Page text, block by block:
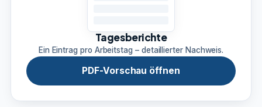
Tagesberichte
Ein Eintrag pro Arbeitstag – detaillierter Nachweis.
PDF-Vorschau öffnen